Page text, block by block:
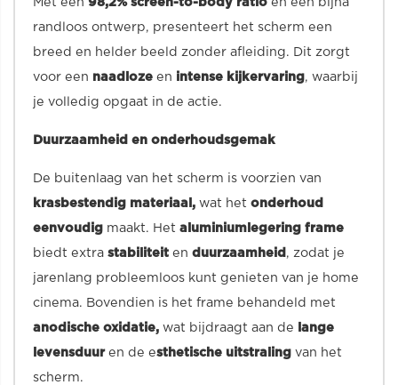
randloos ontwerp, presenteert het scherm een
breed en helder beeld zonder afleiding. Dit zorgt
voor een naadloze en intense kijkervaring, waarbij
je volledig opgaat in de actie.
Duurzaamheid en onderhoudsgemak
De buitenlaag van het scherm is voorzien van
krasbestendig materiaal, wat het onderhoud
eenvoudig maakt. Het aluminiumlegering frame
biedt extra stabiliteit en duurzaamheid , zodat je
jarenlang probleemloos kunt genieten van je home
cinema. Bovendien is het frame behandeld met
anodische oxidatie, wat bijdraagt aan de lange
levensduur en de esthetische uitstraling van het
scherm.